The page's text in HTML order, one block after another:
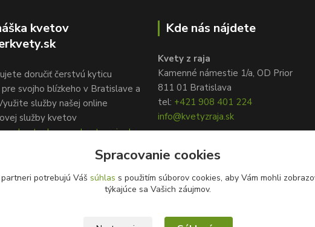
kvetov
doručiť čerstvú kyticu
svojho blízkeho v Bratislave a
služby našej online
služby kvetov
www.kvetyzraja.sk
Kde nás nájdete
Kvety z raja
Kamenné námestie 1/a, OD Prior
811 01 Bratislava
tel: +421 908 401 224
info@kvetyzraja.sk
Spracovanie cookies
potrebujú Váš súhlas s použitím súborov cookies, aby Vám mohli
týkajúce sa Vašich záujmov.